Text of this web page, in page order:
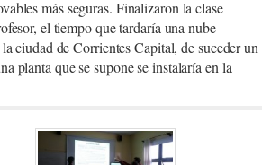
más seguras. Finalizaron la clase
el tiempo que tardaría una nube
ciudad de Corrientes Capital, de suceder un
planta que se supone se instalaría en la